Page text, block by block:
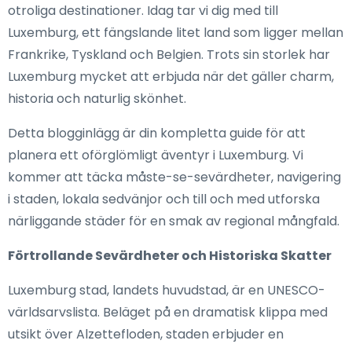
otroliga destinationer. Idag tar vi dig med till
Luxemburg, ett fängslande litet land som ligger mellan
Frankrike, Tyskland och Belgien. Trots sin storlek har
Luxemburg mycket att erbjuda när det gäller charm,
historia och naturlig skönhet.
Detta blogginlägg är din kompletta guide för att
planera ett oförglömligt äventyr i Luxemburg. Vi
kommer att täcka måste-se-sevärdheter, navigering
i staden, lokala sedvänjor och till och med utforska
närliggande städer för en smak av regional mångfald.
Förtrollande Sevärdheter och Historiska Skatter
Luxemburg stad, landets huvudstad, är en UNESCO-
världsarvslista. Beläget på en dramatisk klippa med
utsikt över Alzettefloden, staden erbjuder en